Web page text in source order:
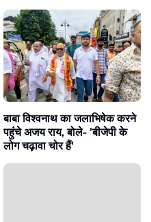
बाबा विश्वनाथ का जलाभिषेक करने
पहुंचे अजय राय, बोले- 'बीजेपी के
लोग चढ़ावा चोर हैं'